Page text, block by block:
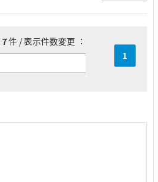
7件 / 表示件数変更 ：
1